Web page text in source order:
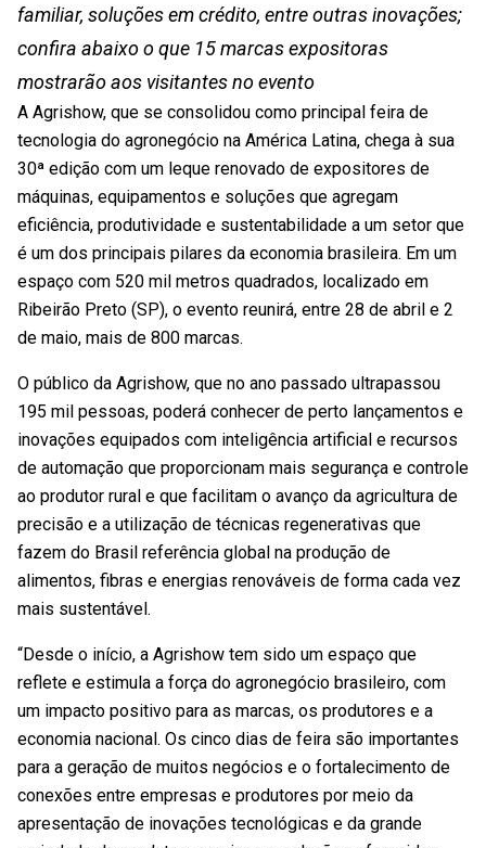
familiar, soluções em crédito, entre outras inovações;
confira abaixo o que 15 marcas expositoras
mostrarão aos visitantes no evento
A Agrishow, que se consolidou como principal feira de
tecnologia do agronegócio na América Latina, chega à sua
30ª edição com um leque renovado de expositores de
máquinas, equipamentos e soluções que agregam
eficiência, produtividade e sustentabilidade a um setor que
é um dos principais pilares da economia brasileira. Em um
espaço com 520 mil metros quadrados, localizado em
Ribeirão Preto (SP), o evento reunirá, entre 28 de abril e 2
de maio, mais de 800 marcas.
O público da Agrishow, que no ano passado ultrapassou
195 mil pessoas, poderá conhecer de perto lançamentos e
inovações equipados com inteligência artificial e recursos
de automação que proporcionam mais segurança e controle
ao produtor rural e que facilitam o avanço da agricultura de
precisão e a utilização de técnicas regenerativas que
fazem do Brasil referência global na produção de
alimentos, fibras e energias renováveis de forma cada vez
mais sustentável.
“Desde o início, a Agrishow tem sido um espaço que
reflete e estimula a força do agronegócio brasileiro, com
um impacto positivo para as marcas, os produtores e a
economia nacional. Os cinco dias de feira são importantes
para a geração de muitos negócios e o fortalecimento de
conexões entre empresas e produtores por meio da
apresentação de inovações tecnológicas e da grande